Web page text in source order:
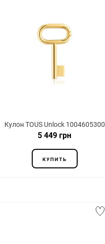
Кулон TOUS Unlock 1004605300
5 449 грн
КУПИТЬ